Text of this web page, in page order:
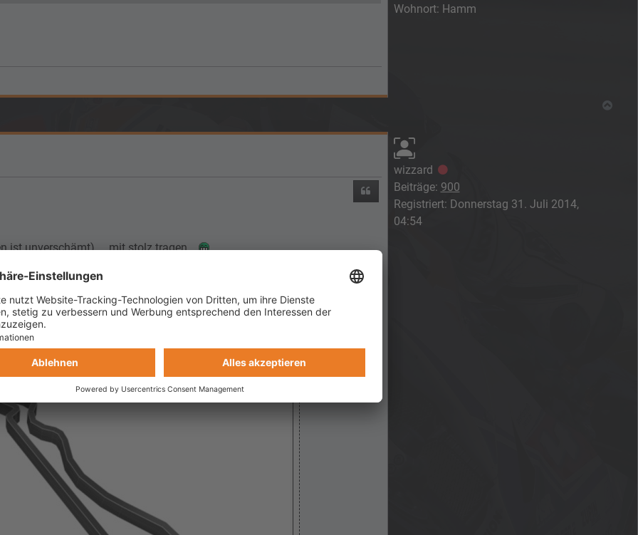
Wohnort: Hamm
wizzard Offline
Beiträge: 900
Registriert: Donnerstag 31. Juli 2014,
04:54
Zitieren
ist unverschämt).... mit stolz tragen...